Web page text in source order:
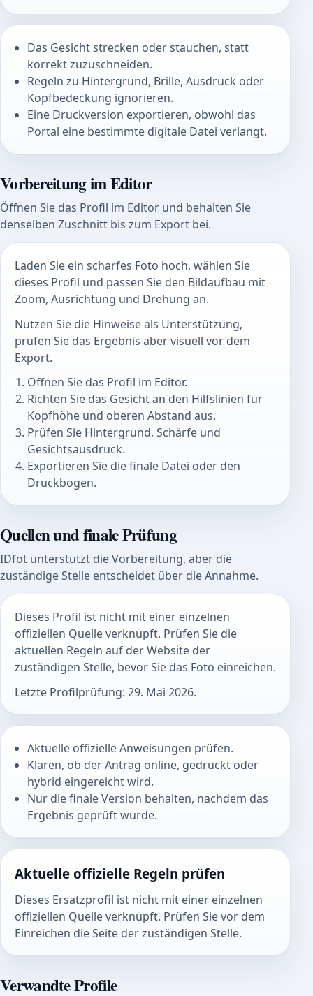
Das Gesicht strecken oder stauchen, statt
korrekt zuzuschneiden.
Regeln zu Hintergrund, Brille, Ausdruck oder
Kopfbedeckung ignorieren.
Eine Druckversion exportieren, obwohl das
Portal eine bestimmte digitale Datei verlangt.
Vorbereitung im Editor
Öffnen Sie das Profil im Editor und behalten Sie
denselben Zuschnitt bis zum Export bei.
Laden Sie ein scharfes Foto hoch, wählen Sie
dieses Profil und passen Sie den Bildaufbau mit
Zoom, Ausrichtung und Drehung an.
Nutzen Sie die Hinweise als Unterstützung,
prüfen Sie das Ergebnis aber visuell vor dem
Export.
Öffnen Sie das Profil im Editor.
Richten Sie das Gesicht an den Hilfslinien für
Kopfhöhe und oberen Abstand aus.
Prüfen Sie Hintergrund, Schärfe und
Gesichtsausdruck.
Exportieren Sie die finale Datei oder den
Druckbogen.
Quellen und finale Prüfung
IDfot unterstützt die Vorbereitung, aber die
zuständige Stelle entscheidet über die Annahme.
Dieses Profil ist nicht mit einer einzelnen
offiziellen Quelle verknüpft. Prüfen Sie die
aktuellen Regeln auf der Website der
zuständigen Stelle, bevor Sie das Foto einreichen.
Letzte Profilprüfung: 29. Mai 2026.
Aktuelle offizielle Anweisungen prüfen.
Klären, ob der Antrag online, gedruckt oder
hybrid eingereicht wird.
Nur die finale Version behalten, nachdem das
Ergebnis geprüft wurde.
Aktuelle offizielle Regeln prüfen
Dieses Ersatzprofil ist nicht mit einer einzelnen
offiziellen Quelle verknüpft. Prüfen Sie vor dem
Einreichen die Seite der zuständigen Stelle.
Verwandte Profile